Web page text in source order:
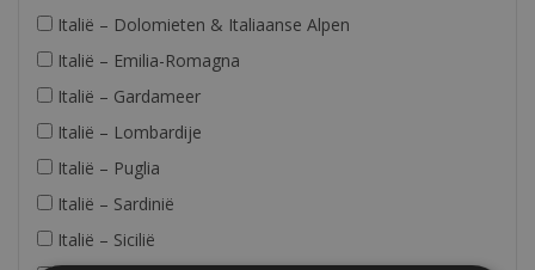
Italië – Dolomieten & Italiaanse Alpen
Italië – Emilia-Romagna
Italië – Gardameer
Italië – Lombardije
Italië – Puglia
Italië – Sardinië
Italië – Sicilië